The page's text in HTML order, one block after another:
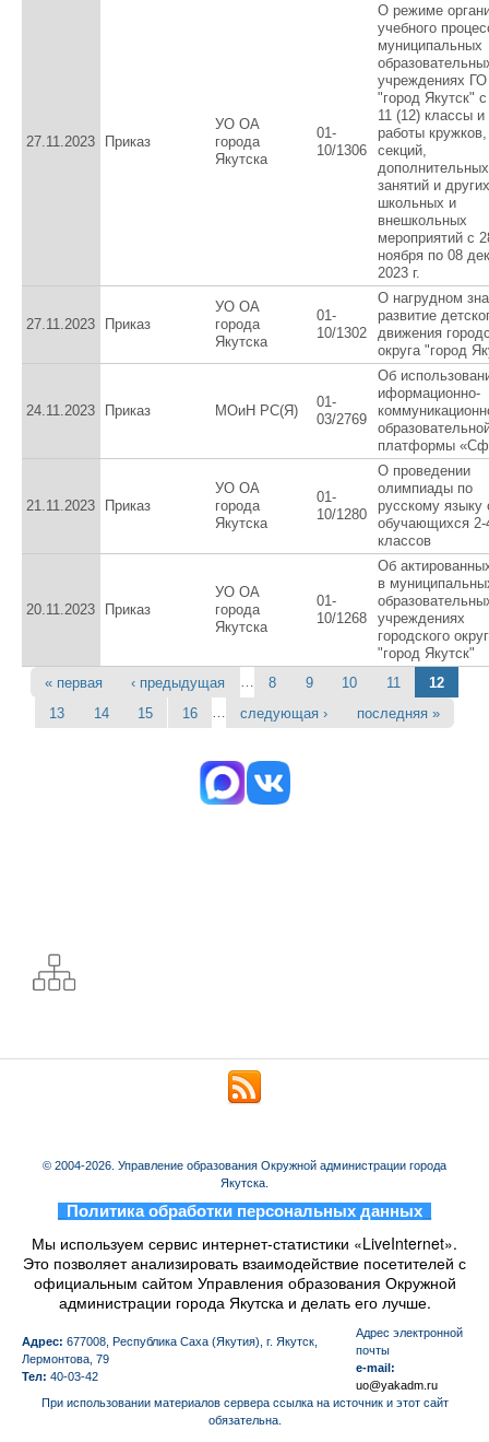
27.11.2023 Приказ
УО ОА
города
Якутска
01-
10/1306
О режиме
учебного
муниципальных
учреждениях ГО
"город Якутск"
11 (12) классы и
работы кружков,
секций,
дополнительных
занятий и других
школьных и
внешкольных
мероприятий с
ноября по 08
2023 г.
27.11.2023 Приказ
УО ОА
города
Якутска
01-
10/1302
О нагрудном
развитие
движения
округа "город
24.11.2023 Приказ МОиН РС(Я)
01-
03/2769
Об
иформационно-
платформы
21.11.2023 Приказ
УО ОА
города
Якутска
01-
10/1280
О проведении
олимпиады по
русскому языку
обучающихся 2-
классов
20.11.2023 Приказ
УО ОА
города
Якутска
01-
10/1268
Об
в
учреждениях
городского
"город Якутск"
Страницы
« первая ‹ предыдущая 8 9 10 11
12
13
14 15 16 следующая › последняя »
© 2004-2026. Управление образования Окружной администрации города
Якутска.
Политика обработки персональных данных
Мы используем сервис интернет-статистики «LiveInternet».
Это позволяет анализировать взаимодействие посетителей с
официальным сайтом Управления образования Окружной
администрации города Якутска и делать его лучше.
Адрес: 677008, Республика Саха (Якутия), г. Якутск,
Лермонтова, 79
Тел: 40-03-42
Aдрес электронной
почты
e-mail:
uo@yakadm.ru
При использовании материалов сервера ссылка на источник и этот сайт
обязательна.